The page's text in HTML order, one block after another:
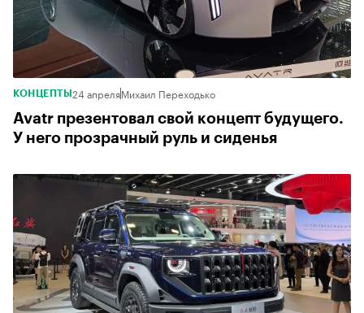
КОНЦЕПТЫ 24 апреляМихаил Переходько
Avatr презентовал свой концепт будущего.
У него прозрачный руль и сиденья